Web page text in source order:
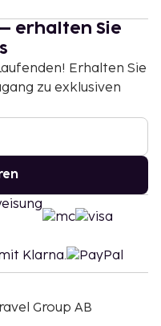
erhalten Sie
Erhalten Sie
zu exklusiven
Group AB